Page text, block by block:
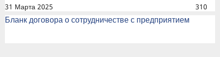
31 Марта 2025 310
Бланк договора о сотрудничестве с предприятием